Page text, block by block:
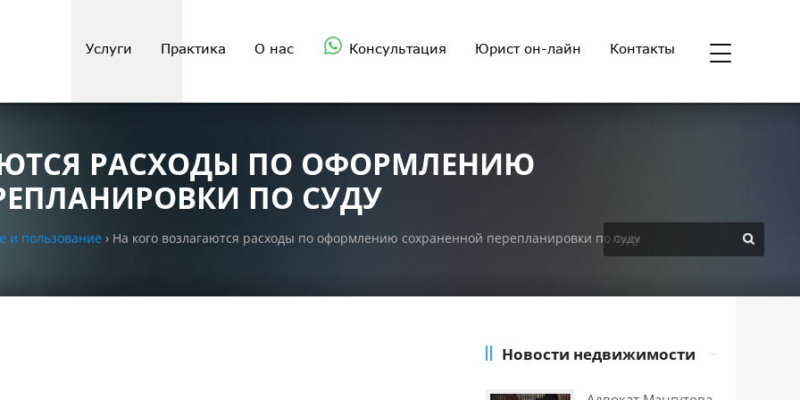
Услуги Практика О нас Консультация Юрист он-лайн Контакты
РАСХОДЫ ПО ОФОРМЛЕНИЮ
ПО СУДУ
и пользование › На кого возлагаются расходы по оформлению сохраненной перепланировки по суду
Новости недвижимости